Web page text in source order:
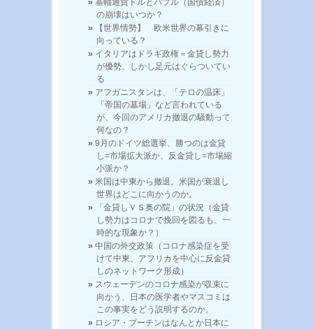
の崩壊はいつか？
【世界情勢】 欧米世界の幕引きに
向っている？
イタリアはドラギ政権＝金貸し勢力
が優勢、しかし足元はぐらついてい
る
アフガニスタンは、「テロの温床」
「帝国の墓場」など言われている
が、今回のアメリカ撤退の騒動って
何なの？
9月のドイツ総選挙、勝つのは金貸
し=市場拡大派か、反金貸し=市場縮
小派か？
米国は中東から撤退。米国が衰退し
世界はどこに向かうのか。
「金貸しＶＳ奥の院」の状況（金貸
し勢力はコロナで挽回を図るも、一
時的な現象か？）
中国の外交政策（コロナ感染症を受
けて中東、アフリカを中心に反金貸
しのネットワーク形成）
スウェーデンのコロナ感染が収束に
向かう、日本の医学者やマスコミは
この事実をどう説明するのか。
ロシア・プーチンはなんとか日本に